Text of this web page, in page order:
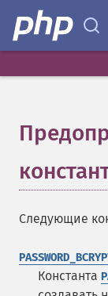
Следующие
Константа